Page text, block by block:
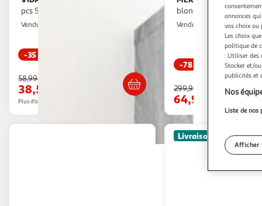
pcs Sonoma gris 60x15x23 cm Bois
Vendu par
-35 %
58,99€
38,57€
Plus d'offres à partir de
blanc - 42 cm mdf
Vendu par Modern Life
-78 %
Livraison dès
299,99€
64,98€
Livraison offerte
annonces
vos choix ou
Les choix
politique de
: Utiliser des
Stocker et/
publicités et
Nos
Liste de nos
Afficher